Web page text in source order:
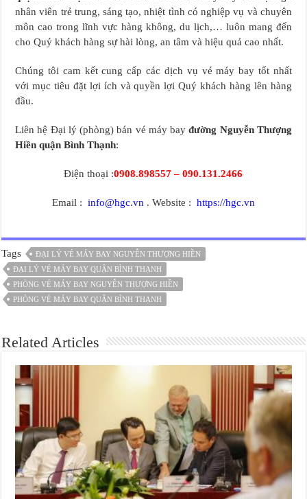
nhân viên trẻ trung, sáng tạo, nhiệt tình có nghiệp vụ và chuyên
môn cao trong lĩnh vực hàng không, du lịch,… luôn mang đến
cho Quý khách hàng sự hài lòng, an tâm và hiệu quả cao nhất.
Chúng tôi cam kết cung cấp các dịch vụ vé máy bay tốt nhất
với mục tiêu đặt lợi ích và quyền lợi Quý khách hàng lên hàng
đầu.
Liên hệ Đại lý (phòng) bán vé máy bayđường Nguyễn Thượng
Hiền quận Bình Thạnh:
Điện thoại :0908.898557 – 090.131.2466
Email : info@hgc.vn. Website : https://hgc.vn
Tags
ĐẠI LÝ VÉ MÁY BAY NGUYỄN THƯỢNG HIỀN
ĐẠI LÝ VÉ MÁY BAY QUẬN BÌNH THẠNH
PHÒNG VÉ MÁY BAY NGUYỄN THƯỢNG HIỀN
PHÒNG VÉ MÁY BAY QUẬN BÌNH THẠNH
Related Articles